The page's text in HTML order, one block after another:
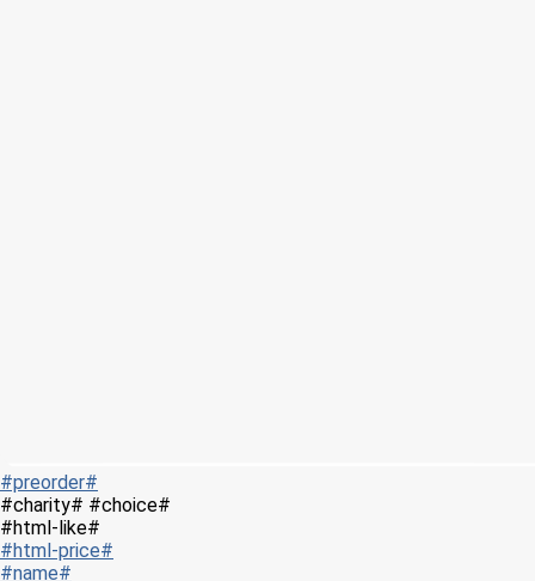
#preorder#
#charity# #choice#
#html-like#
#html-price#
#name#